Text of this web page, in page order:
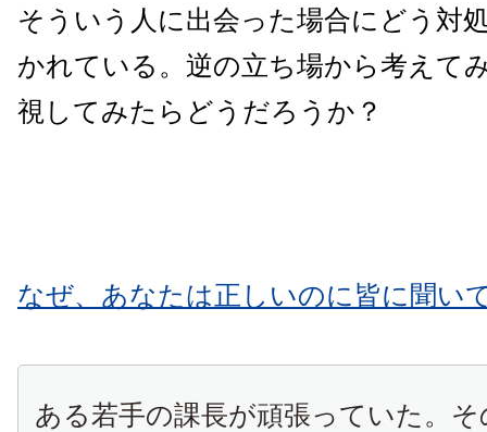
そういう人に出会った場合にどう対
かれている。逆の立ち場から考えて
視してみたらどうだろうか？
なぜ、あなたは正しいのに皆に聞い
ある若手の課長が頑張っていた。